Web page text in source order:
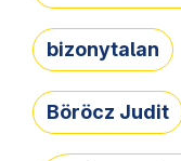
bizonytalan
Böröcz Judit